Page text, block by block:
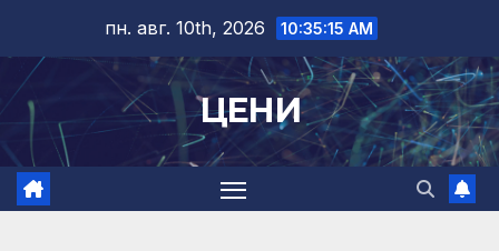
content
пн. авг. 10th, 2026 10:35:16 AM
ЦЕНИ